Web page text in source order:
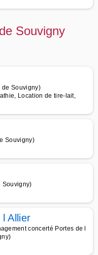
Souvigny
de Souvigny)
Location de tire-lait,
Souvigny)
Souvigny)
Allier
concerté Portes de l